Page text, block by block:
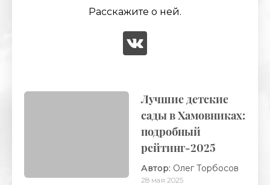
Расскажите о ней.
Лучшие детские
сады в Хамовниках:
подробный
рейтинг-2025
Автор: Олег Торбосов
28 мая 2025